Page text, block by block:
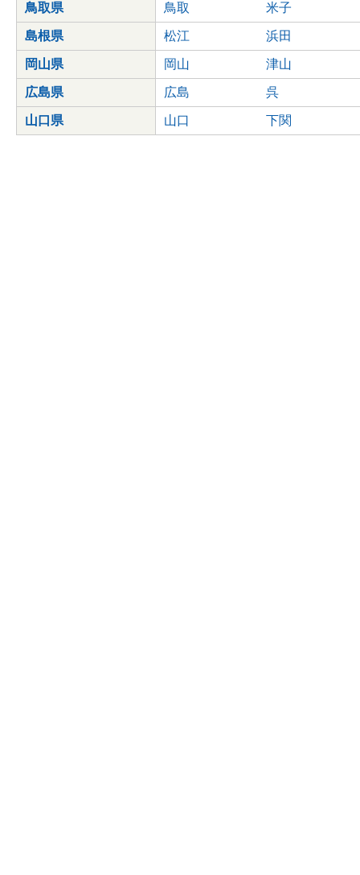
鳥取県 鳥取 米子
島根県 松江 浜田
岡山県 岡山 津山
広島県 広島 呉
山口県 山口 下関